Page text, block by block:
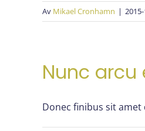
Av Mikael Cronhamn |
Nunc arcu
Donec finibus sit